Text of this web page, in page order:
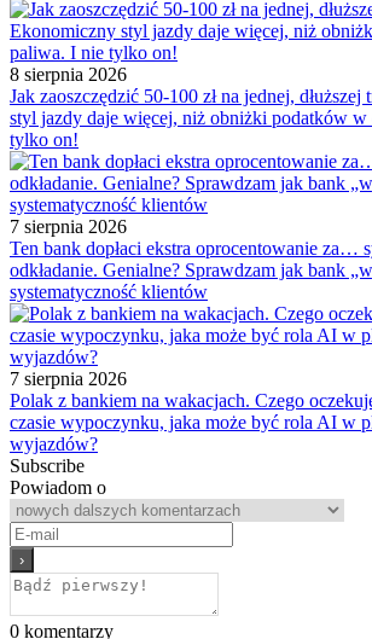
8 sierpnia 2026
Jak zaoszczędzić 50-100 zł na jednej,
styl jazdy daje więcej, niż obniżki podatków w
tylko on!
7 sierpnia 2026
Ten bank dopłaci ekstra oprocentowanie za…
odkładanie. Genialne? Sprawdzam jak bank
systematyczność klientów
7 sierpnia 2026
Polak z bankiem na wakacjach. Czego
czasie wypoczynku, jaka może być rola AI w
wyjazdów?
Subscribe
Powiadom o
0 komentarzy